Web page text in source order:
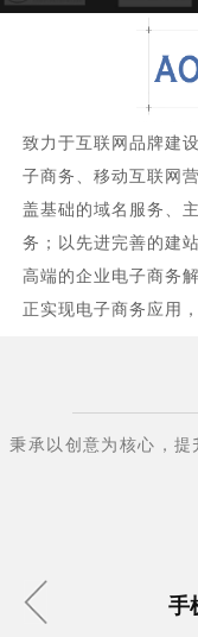
致力于互联网品牌建
子商务、移动互联网
盖基础的域名服务、
务；以先进完善的建
高端的企业电子商务
正实现电子商务应用
秉承以创意为核心，
手